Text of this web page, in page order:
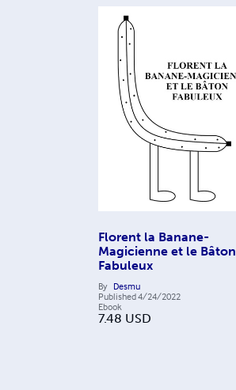
Florent la Banane-
Magicienne et le Bâton
Fabuleux
By Desmu
Published4/24/2022
Ebook
7.48 USD